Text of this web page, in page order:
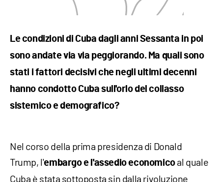
Le condizioni di Cuba dagli anni Sessanta in poi
sono andate via via peggiorando. Ma quali sono
stati i fattori decisivi che negli ultimi decenni
hanno condotto Cuba sull'orlo del collasso
sistemico e demografico?
Nel corso della prima presidenza di Donald
Trump, l'embargo e l'assedio economicoal quale
Cuba è stata sottoposta sin dalla rivoluzione